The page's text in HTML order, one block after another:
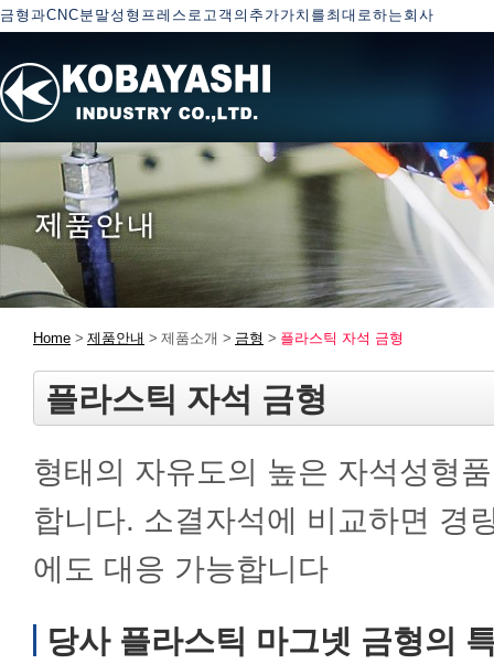
금형과CNC분말성형프레스로고객의추가가치를최대로하는회사
Home 제품안내 제품소개 금형 플라스틱 자석 금형
플라스틱 자석 금형
형태의 자유도의 높은 자석성형
합니다. 소결자석에 비교하면 경
에도 대응 가능합니다
당사 플라스틱 마그넷 금형의